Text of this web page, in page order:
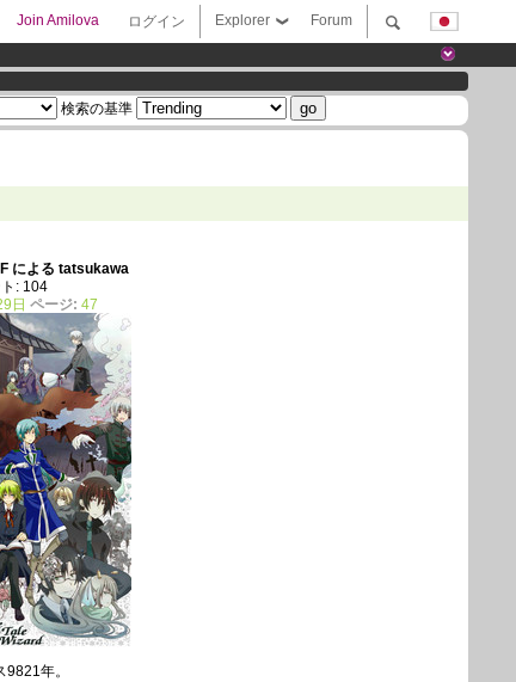
Forum
Explorer
ログイン
Join Amilova
検索の基準
によるtatsukawa
: 104
日 ページ: 47
年。